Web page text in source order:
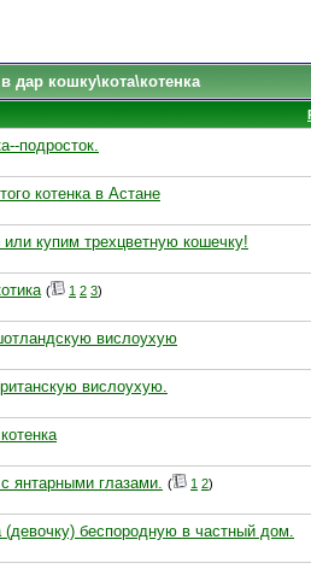
дар кошку\кота\котенка
подросток.
котенка в Астане
купим трехцветную кошечку!
( 1 2 3)
вислоухую
вислоухую.
янтарными глазами. ( 1 2)
(девочку) беспородную в частный дом.